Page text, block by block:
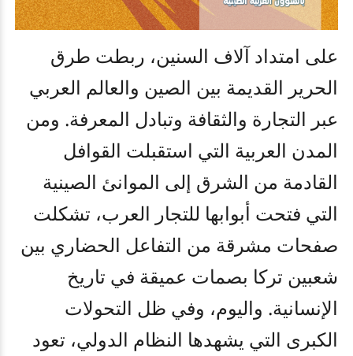
على امتداد آلاف السنين، ربطت طرق
الحرير القديمة بين الصين والعالم العربي
عبر التجارة والثقافة وتبادل المعرفة. ومن
المدن العربية التي استقبلت القوافل
القادمة من الشرق إلى الموانئ الصينية
التي فتحت أبوابها للتجار العرب، تشكلت
صفحات مشرقة من التفاعل الحضاري بين
شعبين تركا بصمات عميقة في تاريخ
الإنسانية. واليوم، وفي ظل التحولات
الكبرى التي يشهدها النظام الدولي، تعود